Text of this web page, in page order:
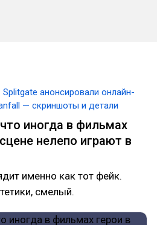
анонсировали онлайн-
— скриншоты и детали
иногда в фильмах
нелепо играют в
именно как тот фейк.
смелый.